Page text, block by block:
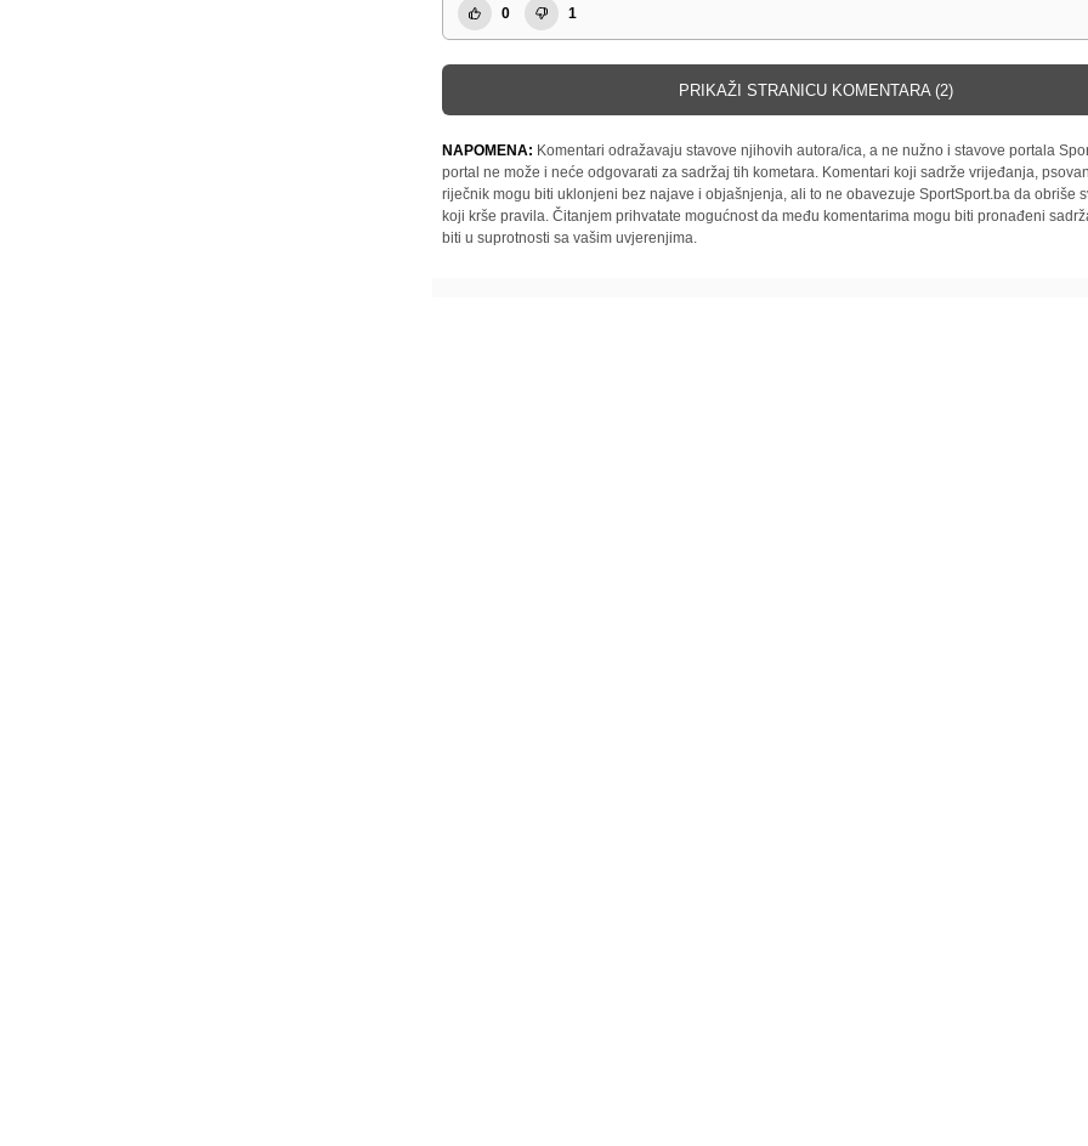
0 1
PRIKAŽI STRANICU KOMENTARA (2)
NAPOMENA: Komentari odražavaju stavove njihovih autora/ica, a ne nužno i stavove portala
portal ne može i neće odgovarati za sadržaj tih kometara. Komentari koji sadrže vrijeđanja,
riječnik mogu biti uklonjeni bez najave i objašnjenja, ali to ne obavezuje SportSport.ba da obriše
koji krše pravila. Čitanjem prihvatate mogućnost da među komentarima mogu biti pronađeni
biti u suprotnosti sa vašim uvjerenjima.